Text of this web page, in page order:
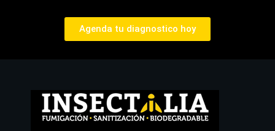
Agenda tu diagnostico hoy